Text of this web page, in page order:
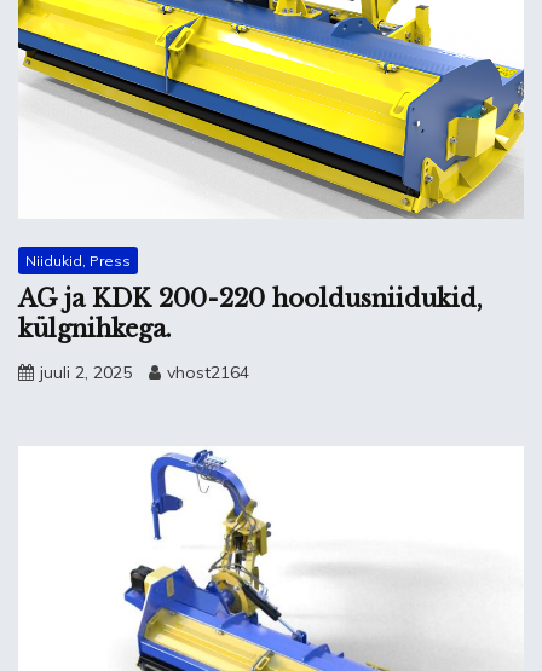
Niidukid, Press
AG ja KDK 200-220 hooldusniidukid,
külgnihkega.
juuli 2, 2025 vhost2164